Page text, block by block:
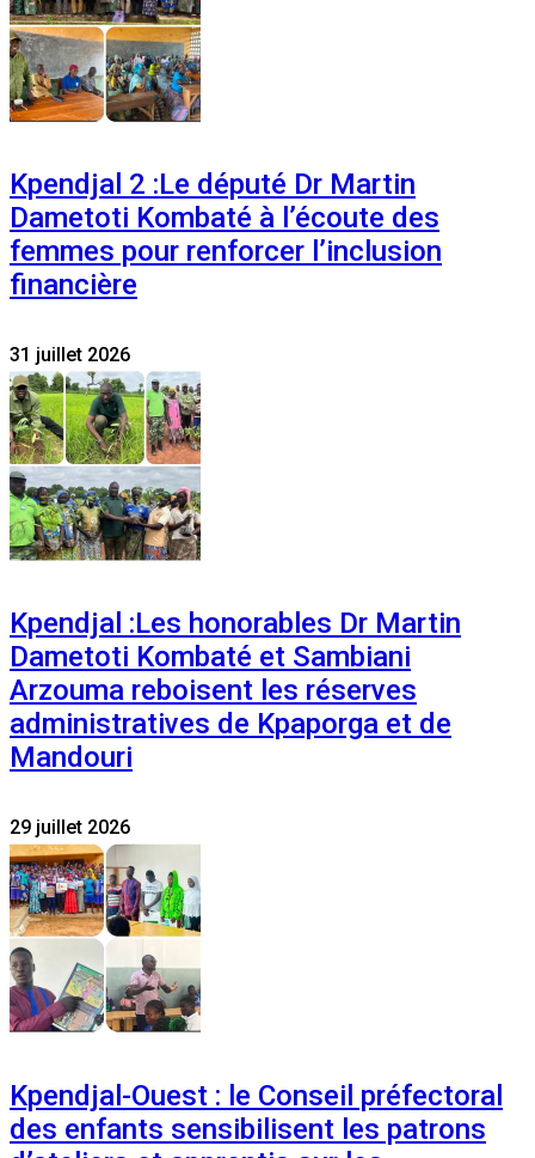
Kpendjal 2 :Le député Dr Martin
Dametoti Kombaté à l’écoute des
femmes pour renforcer l’inclusion
financière
31 juillet 2026
Kpendjal :Les honorables Dr Martin
Dametoti Kombaté et Sambiani
Arzouma reboisent les réserves
administratives de Kpaporga et de
Mandouri
29 juillet 2026
Kpendjal-Ouest : le Conseil préfectoral
des enfants sensibilisent les patrons